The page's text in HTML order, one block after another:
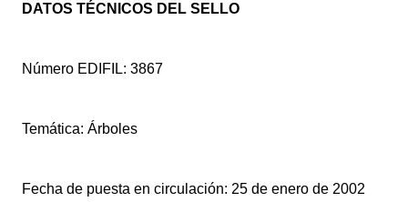
DATOS TÉCNICOS DEL SELLO
Número EDIFIL: 3867
Temática: Árboles
Fecha de puesta en circulación: 25 de enero de 2002